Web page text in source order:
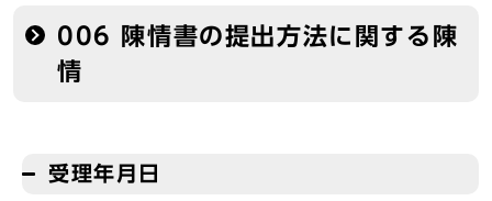
006 陳情書の提出方法に関する陳
情
受理年月日